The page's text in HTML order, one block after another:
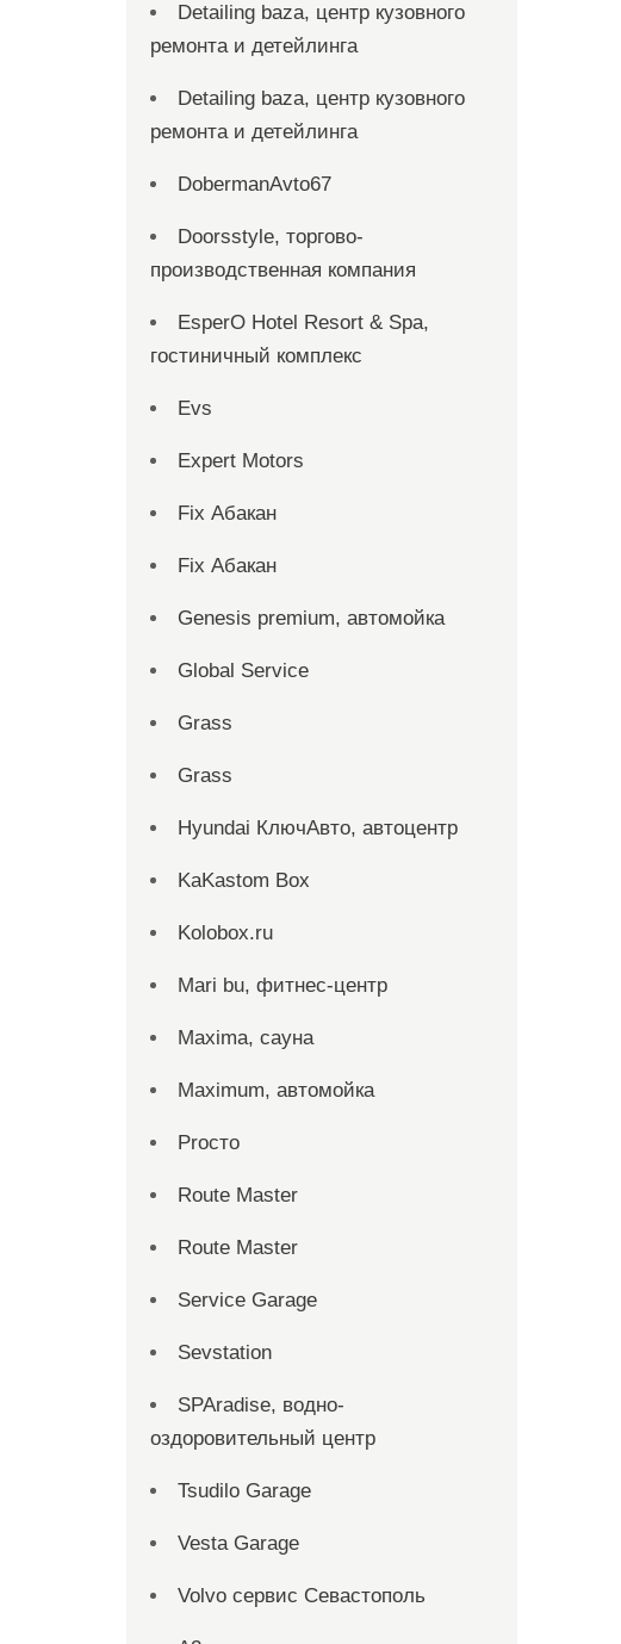
Detailing baza, центр кузовного
ремонта и детейлинга
Detailing baza, центр кузовного
ремонта и детейлинга
DobermanAvto67
Doorsstyle, торгово-
производственная компания
EsperO Hotel Resort & Spa,
гостиничный комплекс
Evs
Expert Motors
Fix Абакан
Fix Абакан
Genesis premium, автомойка
Global Service
Grass
Grass
Hyundai КлючАвто, автоцентр
KaKastom Box
Kolobox.ru
Mari bu, фитнес-центр
Maxima, сауна
Maximum, автомойка
Proсто
Route Master
Route Master
Service Garage
Sevstation
SPAradise, водно-
оздоровительный центр
Tsudilo Garage
Vesta Garage
Volvo сервис Севастополь